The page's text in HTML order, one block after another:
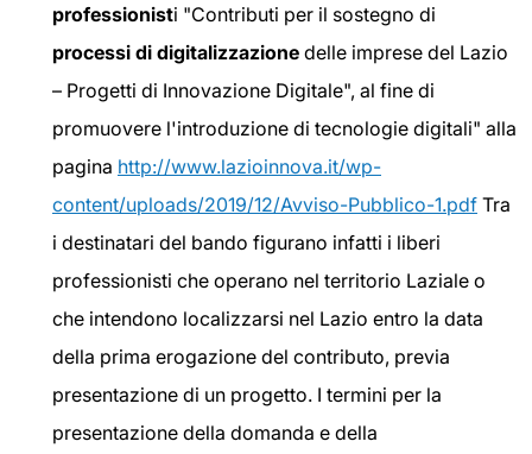
professionisti "Contributi per il sostegno di
processi di digitalizzazione delle imprese del Lazio
– Progetti di Innovazione Digitale", al fine di
promuovere l'introduzione di tecnologie digitali" alla
pagina http://www.lazioinnova.it/wp-
content/uploads/2019/12/Avviso-Pubblico-1.pdf Tra
i destinatari del bando figurano infatti i liberi
professionisti che operano nel territorio Laziale o
che intendono localizzarsi nel Lazio entro la data
della prima erogazione del contributo, previa
presentazione di un progetto. I termini per la
presentazione della domanda e della